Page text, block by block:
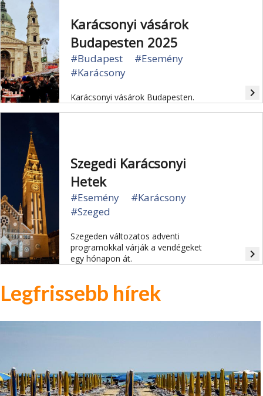
Karácsonyi vásárok
Budapesten 2025
#Budapest
#Esemény
#Karácsony
Karácsonyi vásárok Budapesten. navigate_next
Szegedi Karácsonyi
Hetek
#Esemény
#Karácsony
#Szeged
Szegeden változatos adventi
programokkal várják a vendégeket
egy hónapon át.
navigate_next
Legfrissebb hírek